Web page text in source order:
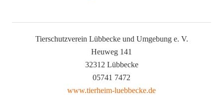
Tierschutzverein Lübbecke und Umgebung e. V.
Heuweg 141
32312 Lübbecke
05741 7472
www.tierheim-luebbecke.de